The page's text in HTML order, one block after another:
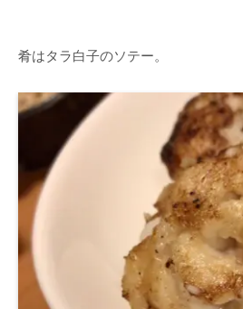
肴はタラ白子のソテー。